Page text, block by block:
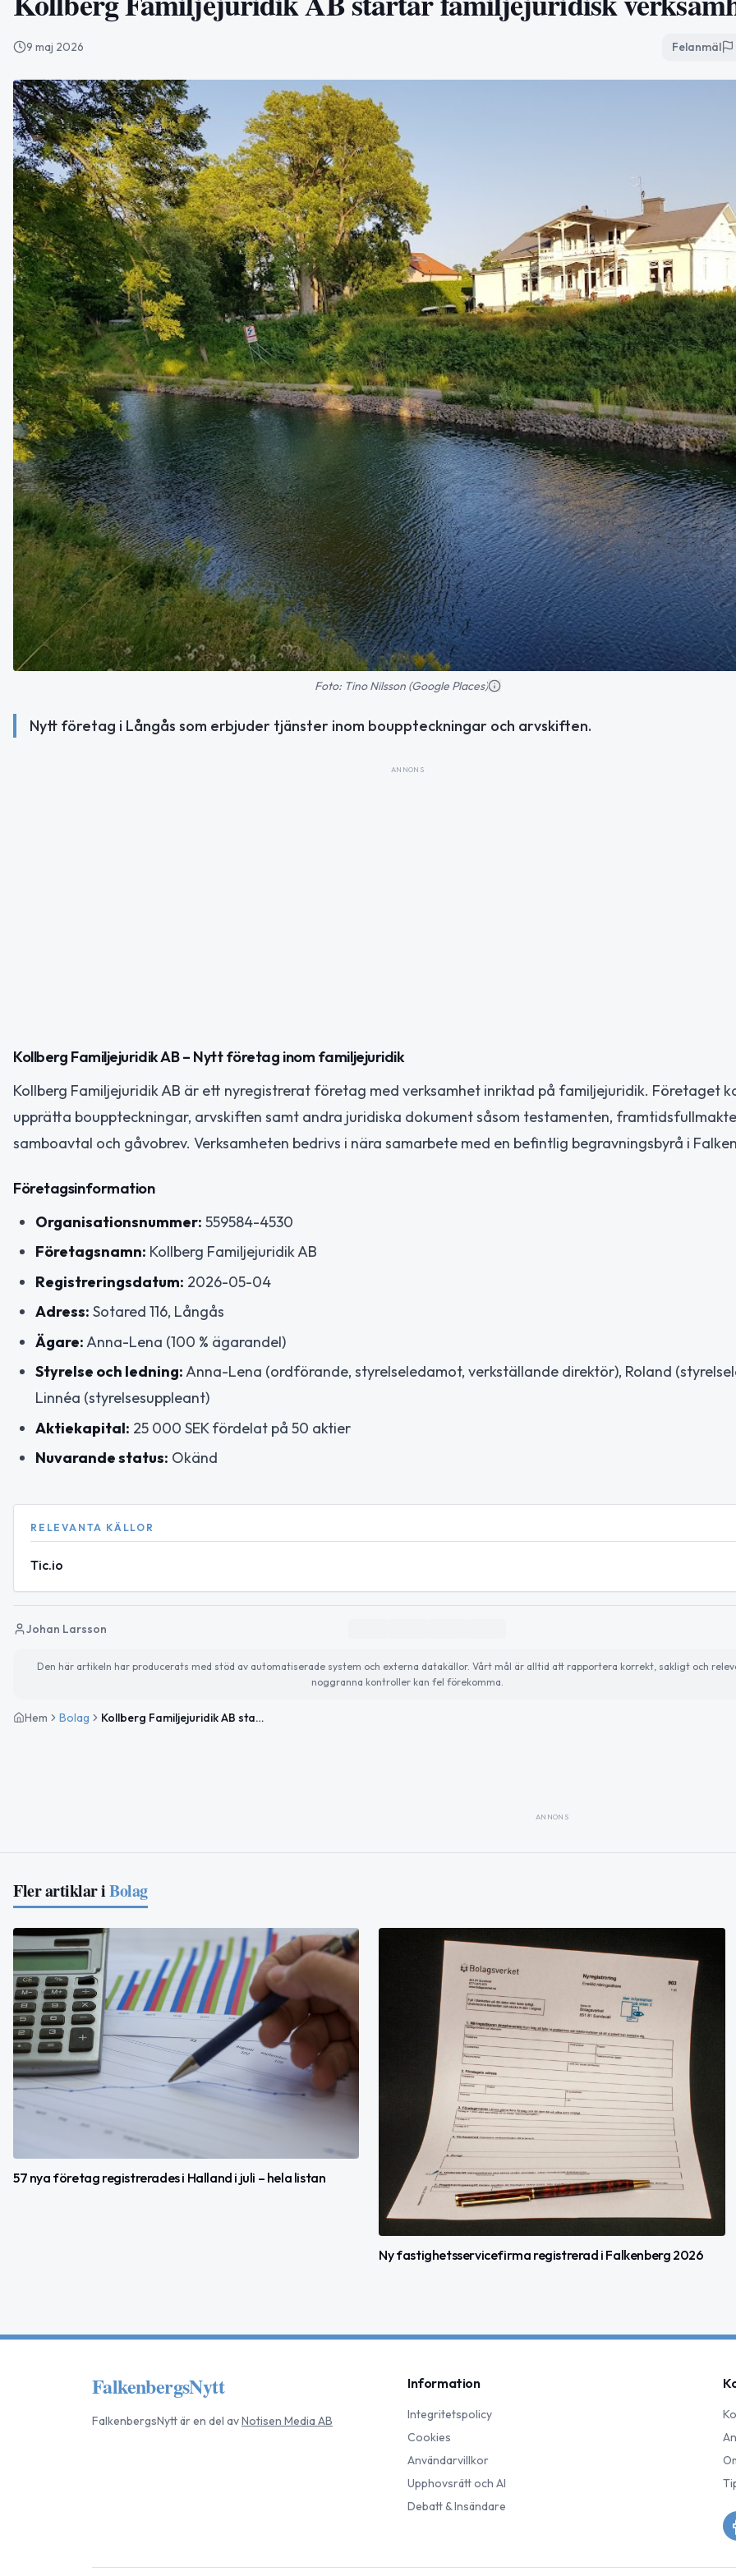
9 maj 2026 Felanmäl
Foto: Tino Nilsson (Google Places)
Nytt företag i Långås som erbjuder tjänster inom bouppteckningar och arvskiften.
ANNONS
Kollberg Familjejuridik AB – Nytt företag inom familjejuridik
Kollberg Familjejuridik AB är ett nyregistrerat företag med verksamhet inriktad på familjejuridik. Företaget
upprätta bouppteckningar, arvskiften samt andra juridiska dokument såsom testamenten,
samboavtal och gåvobrev. Verksamheten bedrivs i nära samarbete med en befintlig begravningsbyrå i
Företagsinformation
Organisationsnummer: 559584-4530
Företagsnamn: Kollberg Familjejuridik AB
Registreringsdatum: 2026-05-04
Adress: Sotared 116, Långås
Ägare: Anna-Lena (100 % ägarandel)
Styrelse och ledning:Anna-Lena (ordförande, styrelseledamot, verkställande direktör), Roland
Linnéa (styrelsesuppleant)
Aktiekapital: 25 000 SEK fördelat på 50 aktier
Nuvarande status: Okänd
RELEVANTA KÄLLOR
Tic.io
Johan Larsson
Den här artikeln har producerats med stöd av automatiserade system och externa datakällor. Vårt mål är alltid att rapportera korrekt, sakligt och
noggranna kontroller kan fel förekomma.
Hem Bolag Kollberg Familjejuridik AB startar familjejuridisk verksamhet
ANNONS
Fler artiklar iBolag
57 nya företag registrerades i Halland i juli – hela listan
Ny fastighetsservicefirma registrerad i Falkenberg 2026
FalkenbergsNytt
FalkenbergsNyttär en del avNotisen Media AB
Information
Integritetspolicy
Cookies
Användarvillkor
Upphovsrätt och AI
Debatt & Insändare